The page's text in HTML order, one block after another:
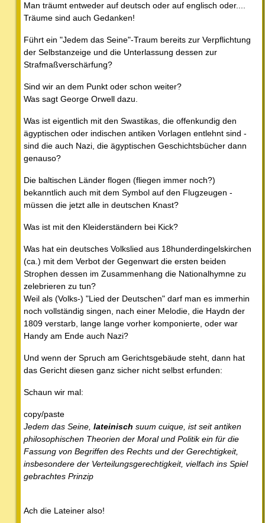
Man träumt entweder auf deutsch oder auf englisch oder....
Träume sind auch Gedanken!
Führt ein "Jedem das Seine"-Traum bereits zur Verpflichtung
der Selbstanzeige und die Unterlassung dessen zur
Strafmaßverschärfung?
Sind wir an dem Punkt oder schon weiter?
Was sagt George Orwell dazu.
Was ist eigentlich mit den Swastikas, die offenkundig den
ägyptischen oder indischen antiken Vorlagen entlehnt sind -
sind die auch Nazi, die ägyptischen Geschichtsbücher dann
genauso?
Die baltischen Länder flogen (fliegen immer noch?)
bekanntlich auch mit dem Symbol auf den Flugzeugen -
müssen die jetzt alle in deutschen Knast?
Was ist mit den Kleiderständern bei Kick?
Was hat ein deutsches Volkslied aus 18hunderdingelskirchen
(ca.) mit dem Verbot der Gegenwart die ersten beiden
Strophen dessen im Zusammenhang die Nationalhymne zu
zelebrieren zu tun?
Weil als (Volks-) "Lied der Deutschen" darf man es immerhin
noch vollständig singen, nach einer Melodie, die Haydn der
1809 verstarb, lange lange vorher komponierte, oder war
Handy am Ende auch Nazi?
Und wenn der Spruch am Gerichtsgebäude steht, dann hat
das Gericht diesen ganz sicher nicht selbst erfunden:
Schaun wir mal:
copy/paste
Jedem das Seine, lateinisch suum cuique, ist seit antiken
philosophischen Theorien der Moral und Politik ein für die
Fassung von Begriffen des Rechts und der Gerechtigkeit,
insbesondere der Verteilungsgerechtigkeit, vielfach ins Spiel
gebrachtes Prinzip
Ach die Lateiner also!